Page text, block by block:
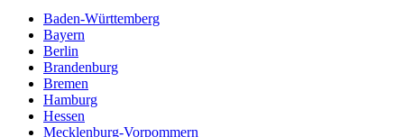
Baden-Württemberg
Bayern
Berlin
Brandenburg
Bremen
Hamburg
Hessen
Mecklenburg-Vorpommern